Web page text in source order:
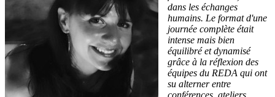
dans les échanges
humains. Le format d'une
journée complète était
intense mais bien
équilibré et dynamisé
grâce à la réflexion des
équipes du REDA qui ont
su alterner entre
conférences, ateliers,